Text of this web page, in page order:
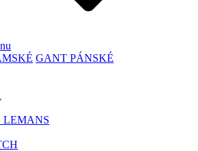
GANT PÁNSKÉ
LEMANS